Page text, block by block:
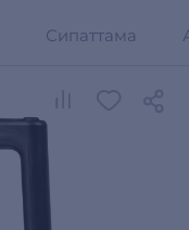
Сипаттама